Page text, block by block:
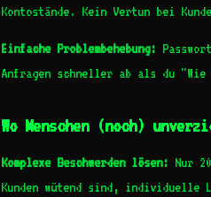
Kontostände. Kein Vertun bei
Einfache Problembehebung:
Anfragen schneller ab als du
Wo Menschen (noch)
Komplexe Beschwerden lösen: Nur
Kunden wütend sind, individuelle